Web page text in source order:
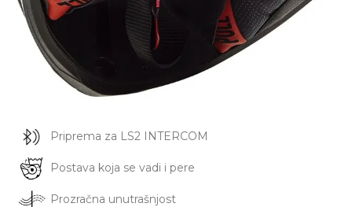
Priprema za LS2 INTERCOM
Postava koja se vadi i pere
Prozračna unutrašnjost